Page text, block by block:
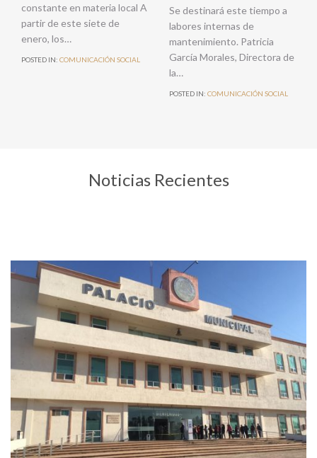
constante en materia local A
partir de este siete de
enero, los…
POSTED IN: COMUNICACIÓN SOCIAL
Se destinará este tiempo a
labores internas de
mantenimiento. Patricia
García Morales, Directora de
la…
POSTED IN: COMUNICACIÓN SOCIAL
Noticias Recientes